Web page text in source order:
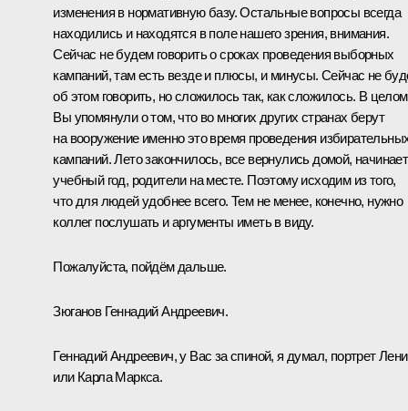
изменения в нормативную базу. Остальные вопросы всегда
находились и находятся в поле нашего зрения, внимания.
Сейчас не будем говорить о сроках проведения выборных
кампаний, там есть везде и плюсы, и минусы. Сейчас не
об этом говорить, но сложилось так, как сложилось. В целом
Вы упомянули о том, что во многих других странах берут
на вооружение именно это время проведения
кампаний. Лето закончилось, все вернулись домой,
учебный год, родители на месте. Поэтому исходим из того,
что для людей удобнее всего. Тем не менее, конечно, нужно
коллег послушать и аргументы иметь в виду.
Пожалуйста, пойдём дальше.
Зюганов Геннадий Андреевич.
Геннадий Андреевич, у Вас за спиной, я думал, портрет
или Карла Маркса.